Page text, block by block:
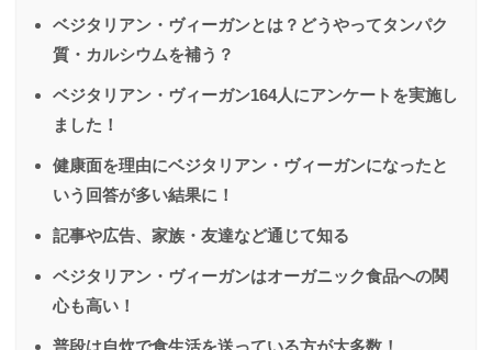
ベジタリアン・ヴィーガンとは？どうやってタンパク
質・カルシウムを補う？
ベジタリアン・ヴィーガン164人にアンケートを実施し
ました！
健康面を理由にベジタリアン・ヴィーガンになったと
いう回答が多い結果に！
記事や広告、家族・友達など通じて知る
ベジタリアン・ヴィーガンはオーガニック食品への関
心も高い！
普段は自炊で食生活を送っている方が大多数！